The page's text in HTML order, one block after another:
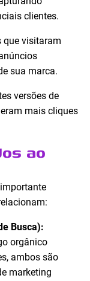
clientes.
que visitaram
sua marca.
versões de
mais cliques
ao
Busca):
orgânico
ambos são
marketing